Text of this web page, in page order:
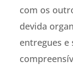
com os
devida
entregues e